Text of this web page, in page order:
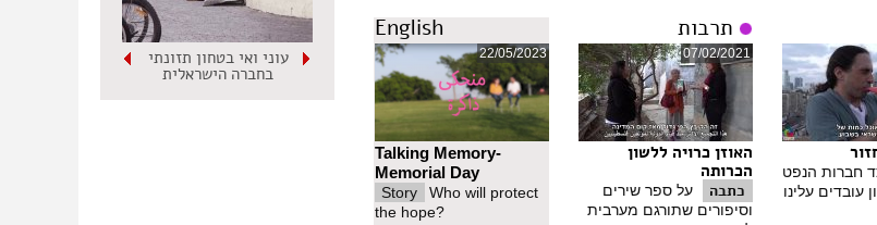
חברות הנפט
עובדים עלינו
תרבות
07/02/2021
האוזן כרויה ללשון
הכרותה
כתבה
על ספר שירים
וסיפורים שתורגם מערבית
English
22/05/2023
Talking Memory-
Memorial Day
Story
Who will protect
the hope?
עוני ואי בטחון תזונתי
בחברה הישראלית